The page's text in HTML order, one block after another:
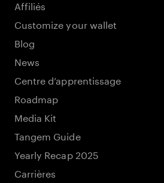
Affiliés
Customize your wallet
Blog
News
Centre d’apprentissage
Roadmap
Media Kit
Tangem Guide
Yearly Recap 2025
Carrières